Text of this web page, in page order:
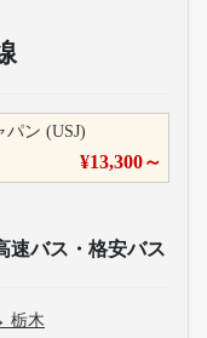
ン (USJ)
¥13,300～
速バス・格安バス
栃木